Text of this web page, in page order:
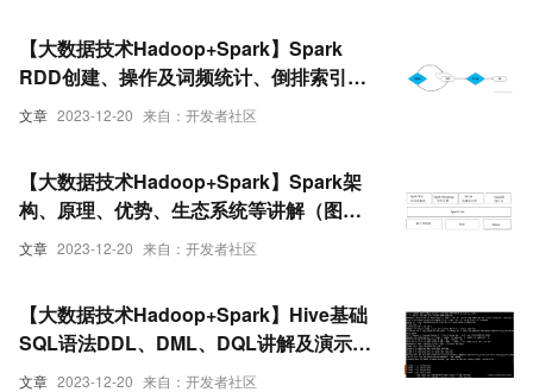
文章 2023-12-20 来自：开发者社区
【大数据技术Hadoop+Spark】Spark
RDD创建、操作及词频统计、倒排索引实
战（超详细 附源码）
文章 2023-12-20 来自：开发者社区
【大数据技术Hadoop+Spark】Spark架
构、原理、优势、生态系统等讲解（图文
解释）
文章 2023-12-20 来自：开发者社区
【大数据技术Hadoop+Spark】Hive基础
SQL语法DDL、DML、DQL讲解及演示
（附SQL语句）